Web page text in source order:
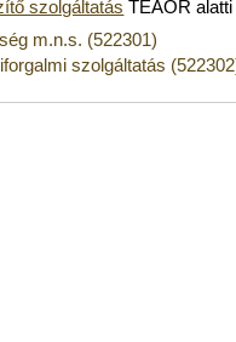
szolgáltatás TEÁOR
m.n.s. (522301)
szolgáltatás